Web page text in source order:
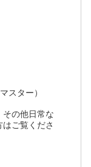
スター）
その他日常な
ご覧くださ